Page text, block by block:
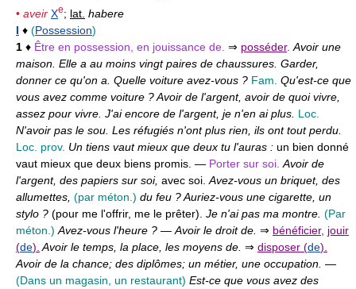
• aveir Xe; lat. habere
I ♦ (Possession)
1 ♦ Être en possession, en jouissance de. ⇒ posséder. Avoir une
maison. Elle a au moins vingt paires de chaussures. Garder,
donner ce qu'on a. Quelle voiture avez-vous ? Fam. Qu'est-ce que
vous avez comme voiture ? Avoir de l'argent, avoir de quoi vivre,
assez pour vivre. J'ai encore de l'argent, je n'en ai plus. Loc.
N'avoir pas le sou. Les réfugiés n'ont plus rien, ils ont tout perdu.
Loc. prov. Un tiens vaut mieux que deux tu l'auras : un bien donné
vaut mieux que deux biens promis. — Porter sur soi. Avoir de
l'argent, des papiers sur soi, avec soi. Avez-vous un briquet, des
allumettes, (par méton.) du feu ? Auriez-vous une cigarette, un
stylo ? (pour me l'offrir, me le prêter). Je n'ai pas ma montre. (Par
méton.) Avez-vous l'heure ? — Avoir le droit de. ⇒ bénéficier, jouir
(de). Avoir le temps, la place, les moyens de. ⇒ disposer (de).
Avoir de la chance; des diplômes; un métier, une occupation. —
(Dans un magasin, un restaurant) Est-ce que vous avez des